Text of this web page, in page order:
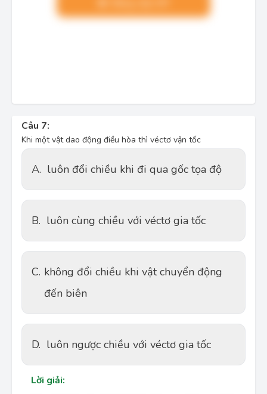
Câu 7:
Khi một vật dao động điều hòa thì véctơ vận tốc
A. luôn đổi chiều khi đi qua gốc tọa độ
B. luôn cùng chiều với véctơ gia tốc
C. không đổi chiều khi vật chuyển động
đến biên
D. luôn ngược chiều với véctơ gia tốc
Lời giải: